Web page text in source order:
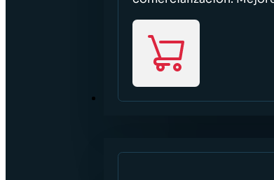
SECTORES